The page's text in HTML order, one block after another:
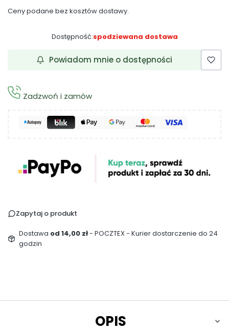
Ceny podane bez kosztów dostawy.
Dostępność:spodziewana dostawa
Powiadom mnie o dostępności
Zadzwoń i zamów
Zapytaj o produkt
Dostawa od 14,00 zł- POCZTEX - Kurier dostarczenie do 24
godzin
OPIS